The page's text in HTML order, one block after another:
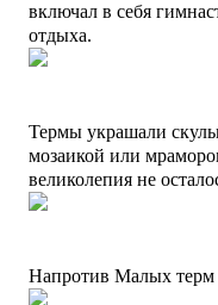
включал в себя
отдыха.
Термы украшали
мозаикой или
великолепия не
Напротив Малых терм